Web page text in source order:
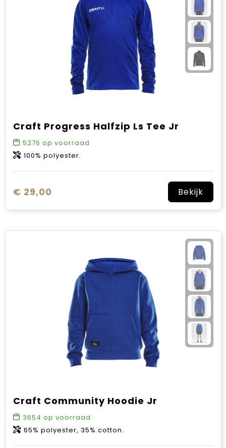
Craft Progress Halfzip Ls Tee Jr
5276 op voorraad
100% polyester.
€ 29,00 Bekijk
Craft Community Hoodie Jr
3654 op voorraad
65% polyester, 35% cotton.